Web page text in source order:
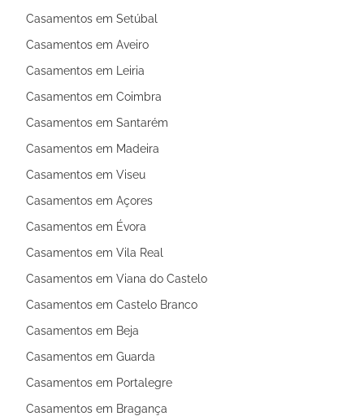
Casamentos em Setúbal
Casamentos em Aveiro
Casamentos em Leiria
Casamentos em Coimbra
Casamentos em Santarém
Casamentos em Madeira
Casamentos em Viseu
Casamentos em Açores
Casamentos em Évora
Casamentos em Vila Real
Casamentos em Viana do Castelo
Casamentos em Castelo Branco
Casamentos em Beja
Casamentos em Guarda
Casamentos em Portalegre
Casamentos em Bragança